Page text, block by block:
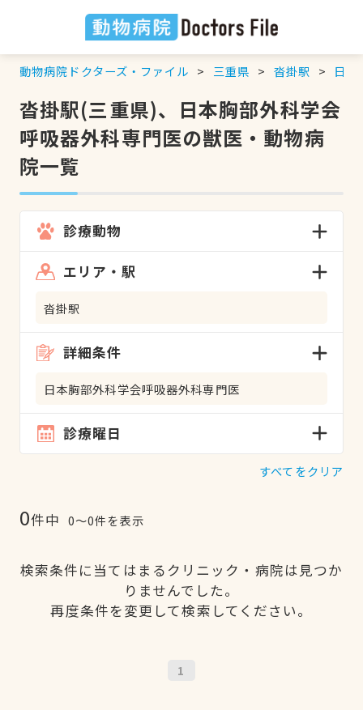
動物病院ドクターズ・ファイル 三重県 沓掛駅 日本
沓掛駅(三重県)、日本胸部外科学会
呼吸器外科専門医の獣医・動物病
院一覧
診療動物
エリア・駅
沓掛駅
詳細条件
日本胸部外科学会呼吸器外科専門医
診療曜日
すべてをクリア
0件中 0〜0件を表示
検索条件に当てはまるクリニック・病院は見つか
りませんでした。
再度条件を変更して検索してください。
1